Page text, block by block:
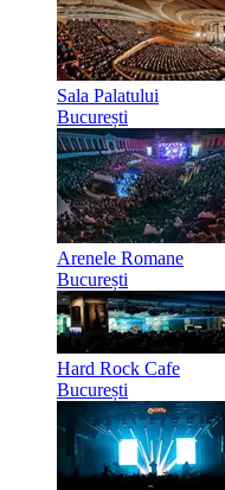
Sala Palatului
București
Arenele Romane
București
Hard Rock Cafe
București